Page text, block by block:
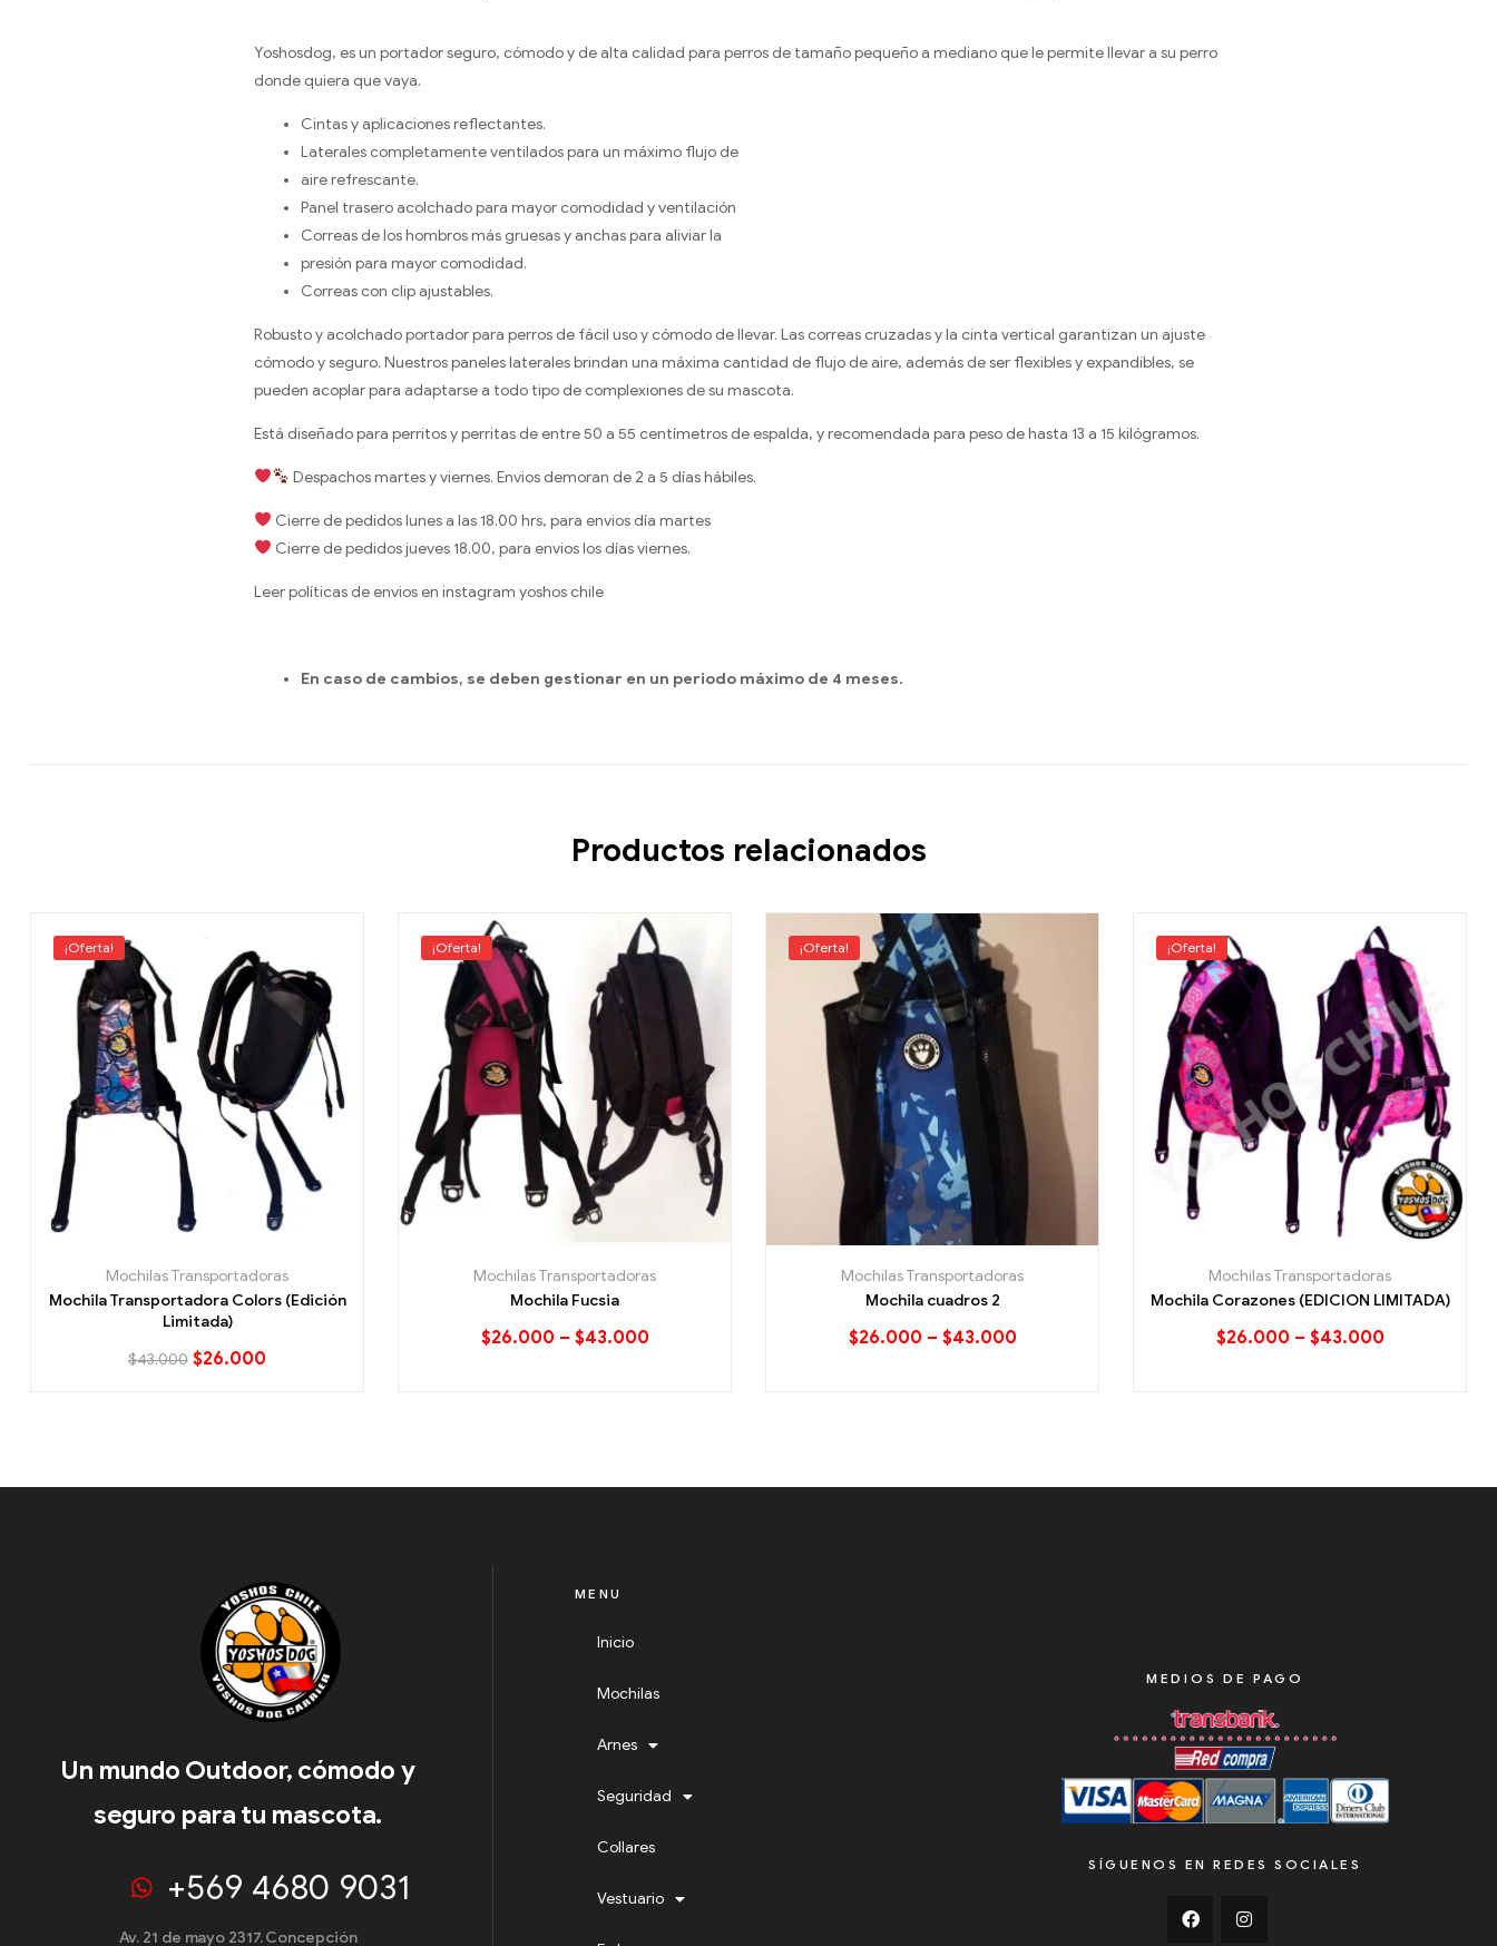
Yoshosdog, es un portador seguro, cómodo y de alta calidad para perros de tamaño pequeño a mediano que le permite llevar a su perro
donde quiera que vaya.
Cintas y aplicaciones reflectantes.
Laterales completamente ventilados para un máximo flujo de
aire refrescante.
Panel trasero acolchado para mayor comodidad y ventilación
Correas de los hombros más gruesas y anchas para aliviar la
presión para mayor comodidad.
Correas con clip ajustables.
Robusto y acolchado portador para perros de fácil uso y cómodo de llevar. Las correas cruzadas y la cinta vertical garantizan un ajuste
cómodo y seguro. Nuestros paneles laterales brindan una máxima cantidad de flujo de aire, además de ser flexibles y expandibles, se
pueden acoplar para adaptarse a todo tipo de complexiones de su mascota.
Está diseñado para perritos y perritas de entre 50 a 55 centímetros de espalda, y recomendada para peso de hasta 13 a 15 kilógramos.
Despachos martes y viernes. Envios demoran de 2 a 5 días hábiles.
Cierre de pedidos lunes a las 18.00 hrs, para envios día martes
Cierre de pedidos jueves 18.00, para envios los días viernes.
Leer políticas de envios en instagram yoshos chile
En caso de cambios, se deben gestionar en un periodo máximo de 4 meses.
Productos relacionados
¡Oferta!
Mochilas Transportadoras
Mochila Transportadora Colors (Edición
Limitada)
$43.000 $26.000
¡Oferta!
Mochilas Transportadoras
Mochila Fucsia
$26.000 – $43.000
¡Oferta!
Mochilas Transportadoras
Mochila cuadros 2
$26.000 – $43.000
¡Oferta!
Mochilas Transportadoras
Mochila Corazones (EDICION LIMITADA)
$26.000 – $43.000
Un mundo Outdoor, cómodo y
seguro para tu mascota.
+569 4680 9031
Av. 21 de mayo 2317. Concepción
MENU
Inicio
Mochilas
Arnes
Seguridad
Collares
Vestuario
MEDIOS DE PAGO
SÍGUENOS EN REDES SOCIALES